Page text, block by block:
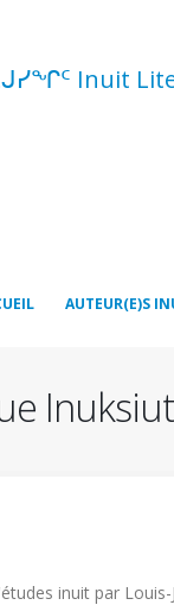
Inuit
AUTEUR(E)S
inuit par